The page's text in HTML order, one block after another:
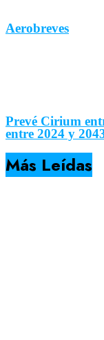
Aerobreves
Prevé Cirium
entre 2024 y
Más Leídas